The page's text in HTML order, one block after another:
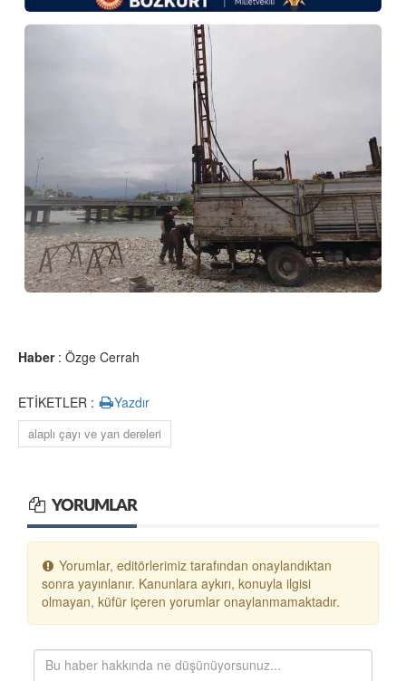
Haber: Özge Cerrah
ETİKETLER : Yazdır
alaplı çayı ve yan dereleri
YORUMLAR
Yorumlar, editörlerimiz tarafından onaylandıktan
sonra yayınlanır. Kanunlara aykırı, konuyla ilgisi
olmayan, küfür içeren yorumlar onaylanmamaktadır.